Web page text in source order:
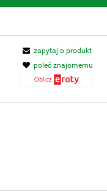
zapytaj o produkt
poleć znajomemu